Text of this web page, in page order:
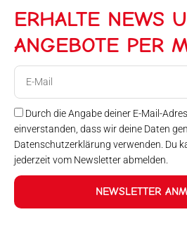
ERHALTE NEWS
ANGEBOTE PER
Durch die Angabe deiner E-Mail-
einverstanden, dass wir deine Daten
Datenschutzerklärung verwenden. Du
jederzeit vom Newsletter abmelden.
NEWSLETTER